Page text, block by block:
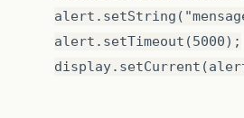
alert.setTimeout(5000);